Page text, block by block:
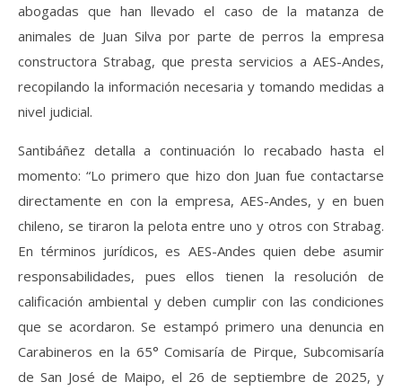
abogadas que han llevado el caso de la matanza de
animales de Juan Silva por parte de perros la empresa
constructora Strabag, que presta servicios a AES-Andes,
recopilando la información necesaria y tomando medidas a
nivel judicial.
Santibáñez detalla a continuación lo recabado hasta el
momento: “Lo primero que hizo don Juan fue contactarse
directamente en con la empresa, AES-Andes, y en buen
chileno, se tiraron la pelota entre uno y otros con Strabag.
En términos jurídicos, es AES-Andes quien debe asumir
responsabilidades, pues ellos tienen la resolución de
calificación ambiental y deben cumplir con las condiciones
que se acordaron. Se estampó primero una denuncia en
Carabineros en la 65° Comisaría de Pirque, Subcomisaría
de San José de Maipo, el 26 de septiembre de 2025, y